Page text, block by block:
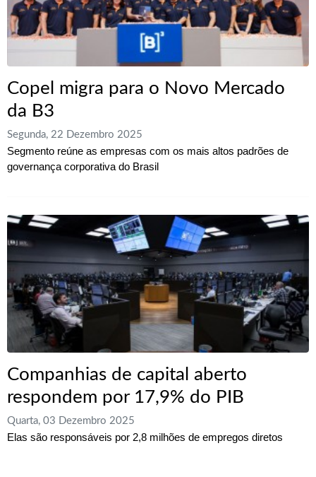
Copel migra para o Novo Mercado
da B3
Segunda, 22 Dezembro 2025
Segmento reúne as empresas com os mais altos padrões de
governança corporativa do Brasil
Companhias de capital aberto
respondem por 17,9% do PIB
Quarta, 03 Dezembro 2025
Elas são responsáveis por 2,8 milhões de empregos diretos